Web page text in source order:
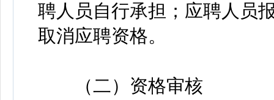
聘人员自行承担；应聘人员
取消应聘资格。
（二）资格审核